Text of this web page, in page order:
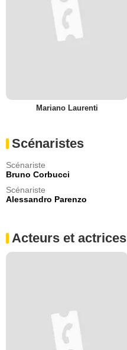
Mariano Laurenti
Scénaristes
Scénariste
Bruno Corbucci
Scénariste
Alessandro Parenzo
Acteurs et actrices